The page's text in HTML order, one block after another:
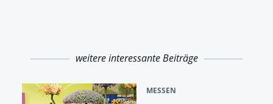
weitere interessante Beiträge
MESSEN